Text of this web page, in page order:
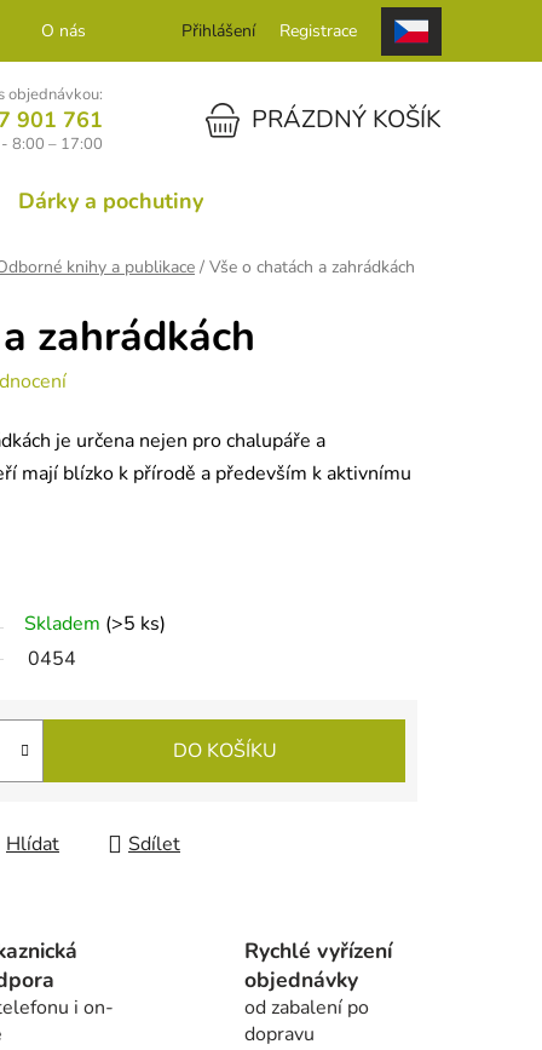
O nás KontaktPřihlášení Registrace
objednávkou:
901 761
8:00 – 17:00
NÁKUPNÍ KOŠÍKPRÁZDNÝ KOŠÍK
Dárky a pochutiny
knihy a publikace / Vše o chatách a zahrádkách
zahrádkách
je určena nejen pro chalupáře a
mají blízko k přírodě a především k aktivnímu
Skladem (>5 ks)
0454
DO KOŠÍKU
Hlídat Sdílet
i on-
Rychlé vyřízení
objednávky
od zabalení po
dopravu